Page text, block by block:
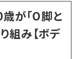
が「O脚と
組み【ボデ